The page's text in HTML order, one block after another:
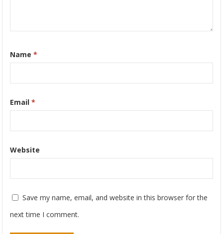
Name*
Email*
Website
Save my name, email, and website in this browser for the
next time I comment.